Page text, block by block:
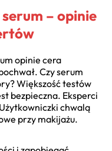
– opinie
opinie cera
Czy serum
Większość testów
bezpieczna. Eksperci
chwalą
przy makijażu.